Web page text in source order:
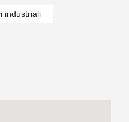
industriali